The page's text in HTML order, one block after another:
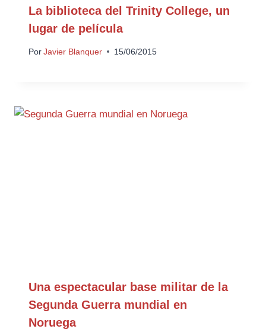
La biblioteca del Trinity College, un
lugar de película
Por Javier Blanquer 15/06/2015
Una espectacular base militar de la
Segunda Guerra mundial en
Noruega